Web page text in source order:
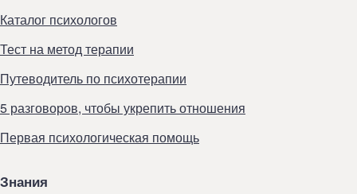
Каталог психологов
Тест на метод терапии
Путеводитель по психотерапии
5 разговоров, чтобы укрепить отношения
Первая психологическая помощь
Знания